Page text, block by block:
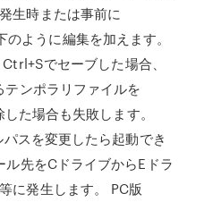
生時または事前に
ように編集を加えます。
でセーブした場合、
テンポラリファイルを
た場合も失敗します。
スを変更したら起動でき
先をCドライブからEドラ
に発生します。 PC版